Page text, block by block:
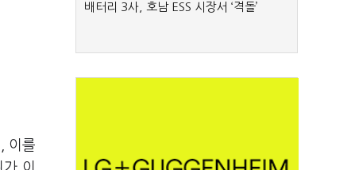
이를
배터리 3사, 호남 ESS 시장서 ‘격돌’